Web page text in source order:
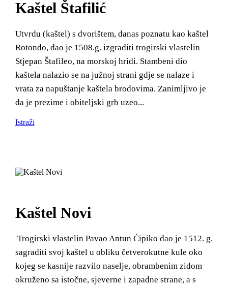
Safe in Dalmatia
hr
+385 21 227 933 info@kastela-info.hr Kutak za iznajmljivače
Villa Nika, Kamberovo šetalište 30,
21216 Kaštel Stari, Hrvatska
Kaštel Štafilić
Utvrdu (kaštel) s dvorištem, danas poznatu kao kaštel
Rotondo, dao je 1508.g. izgraditi trogirski vlastelin
Stjepan Štafileo, na morskoj hridi. Stambeni dio
kaštela nalazio se na južnoj strani gdje se nalaze i
vrata za napuštanje kaštela brodovima. Zanimljivo je
da je prezime i obiteljski grb uzeo...
Istraži
Kaštel Novi
Trogirski vlastelin Pavao Antun Ćipiko dao je 1512. g.
sagraditi svoj kaštel u obliku četverokutne kule oko
kojeg se kasnije razvilo naselje, obrambenim zidom
okruženo sa istočne, sjeverne i zapadne strane, a s